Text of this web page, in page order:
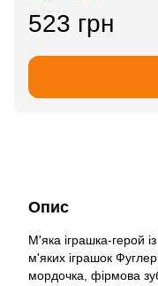
523 грн
Опис
М'яка іграшка-герой
м'яких іграшок
мордочка, фірмова